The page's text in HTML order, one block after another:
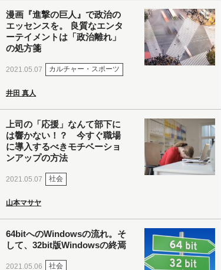
漫画『進撃の巨人』で政治の
エッセンスを。 良質なエンタ
ーテイメントは「政治離れ」
の処方箋
2021.05.07 カルチャー・スポーツ
井田 真人
上司の「応援」なんて部下に
は響かない！？ 今すぐ職場
に導入するべきモチベーショ
ンアップの方法
2021.05.07 社会
山本マサヤ
64bitへのWindowsの流れ。そ
して、32bit版Windowsの終焉
2021.05.06 社会